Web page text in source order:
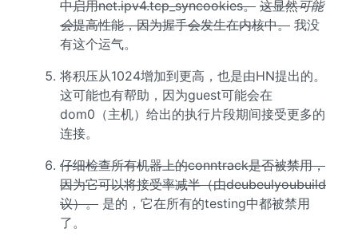
中启用net.ipv4.tcp_syncookies。 这显然可能
会提高性能，因为握手会发生在内核中。 我没
有这个运气。
将积压从1024增加到更高，也是由HN提出的。
这可能也有帮助，因为guest可能会在
dom0（主机）给出的执行片段期间接受更多的
连接。
仔细检查所有机器上的conntrack是否被禁用，
因为它可以将接受率减半（由deubeulyoubuild
议）。 是的，它在所有的testing中都被禁用
了。